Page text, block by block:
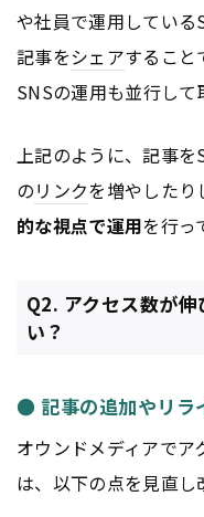
や社員で運用している
記事をシェアすること
SNSの運用も並行して
上記のように、記事
のリンクを増やしたり
的な視点で運用を行っ
Q2. アクセス数が
い？
● 記事の追加やリラ
オウンドメディアで
は、以下の点を見直し